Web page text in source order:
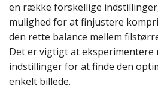
en række forskellige
mulighed for at finjustere
den rette balance mellem
Det er vigtigt at eksperimentere
indstillinger for at finde den
enkelt billede.